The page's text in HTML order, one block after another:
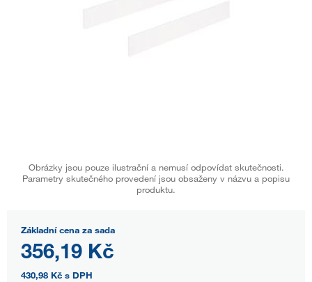
Obrázky jsou pouze ilustrační a nemusí odpovídat skutečnosti.
Parametry skutečného provedení jsou obsaženy v názvu a popisu
produktu.
Základní cena za sada
356,19 Kč
430,98 Kč s DPH